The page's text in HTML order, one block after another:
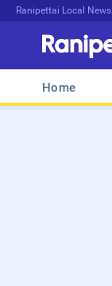
Ranipettai Local News
Home